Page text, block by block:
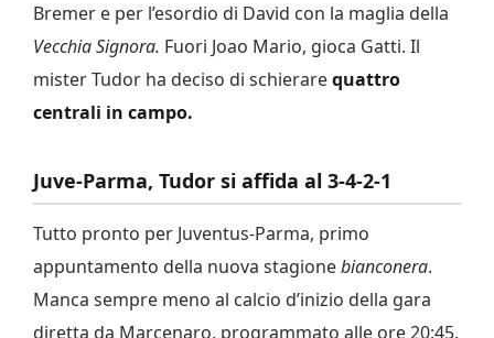
Bremer e per l’esordio di David con la maglia della
Vecchia Signora. Fuori Joao Mario, gioca Gatti. Il
mister Tudor ha deciso di schierarequattro
centrali in campo.
Juve-Parma, Tudor si affida al 3-4-2-1
Tutto pronto per Juventus-Parma, primo
appuntamento della nuova stagionebianconera.
Manca sempre meno al calcio d’inizio della gara
diretta da Marcenaro, programmato alle ore 20:45.